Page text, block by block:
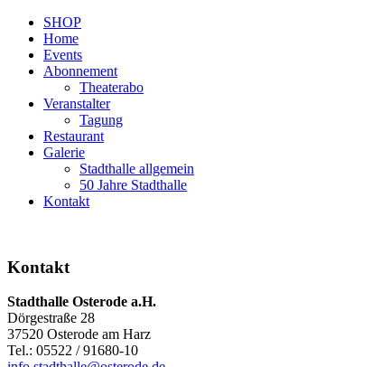
SHOP
Home
Events
Abonnement
Theaterabo
Veranstalter
Tagung
Restaurant
Galerie
Stadthalle allgemein
50 Jahre Stadthalle
Kontakt
Kontakt
Stadthalle Osterode a.H.
Dörgestraße 28
37520 Osterode am Harz
Tel.: 05522 / 91680-10